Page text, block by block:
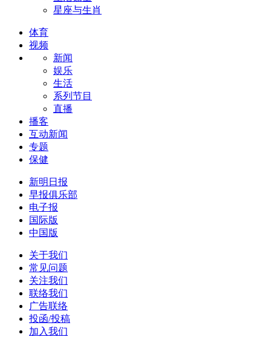
星座与生肖
体育
视频
新闻
娱乐
生活
系列节目
直播
播客
互动新闻
专题
保健
新明日报
早报俱乐部
电子报
国际版
中国版
关于我们
常见问题
关注我们
联络我们
广告联络
投函/投稿
加入我们